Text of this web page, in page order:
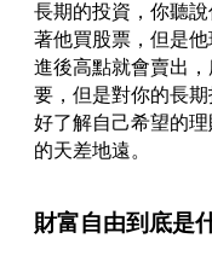
長期的投資，你聽
著他買股票，但是
進後高點就會賣出
要，但是對你的長
好了解自己希望的
的天差地遠。
財富自由到底是